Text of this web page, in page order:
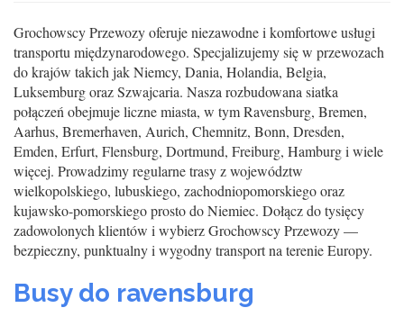
Grochowscy Przewozy oferuje niezawodne i komfortowe usługi
transportu międzynarodowego. Specjalizujemy się w przewozach
do krajów takich jak Niemcy, Dania, Holandia, Belgia,
Luksemburg oraz Szwajcaria. Nasza rozbudowana siatka
połączeń obejmuje liczne miasta, w tym Ravensburg, Bremen,
Aarhus, Bremerhaven, Aurich, Chemnitz, Bonn, Dresden,
Emden, Erfurt, Flensburg, Dortmund, Freiburg, Hamburg i wiele
więcej. Prowadzimy regularne trasy z województw
wielkopolskiego, lubuskiego, zachodniopomorskiego oraz
kujawsko-pomorskiego prosto do Niemiec. Dołącz do tysięcy
zadowolonych klientów i wybierz Grochowscy Przewozy —
bezpieczny, punktualny i wygodny transport na terenie Europy.
Busy do ravensburg